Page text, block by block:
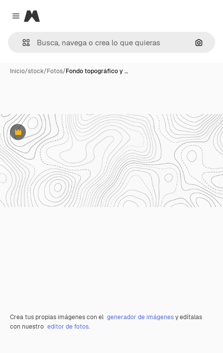
Close menu
Magnific
Inicio/stock/Fotos/Fondo topográfico y …
Premium
Crea tus propias imágenes con el generador de imágenesy edítalas
con nuestro editor de fotos.